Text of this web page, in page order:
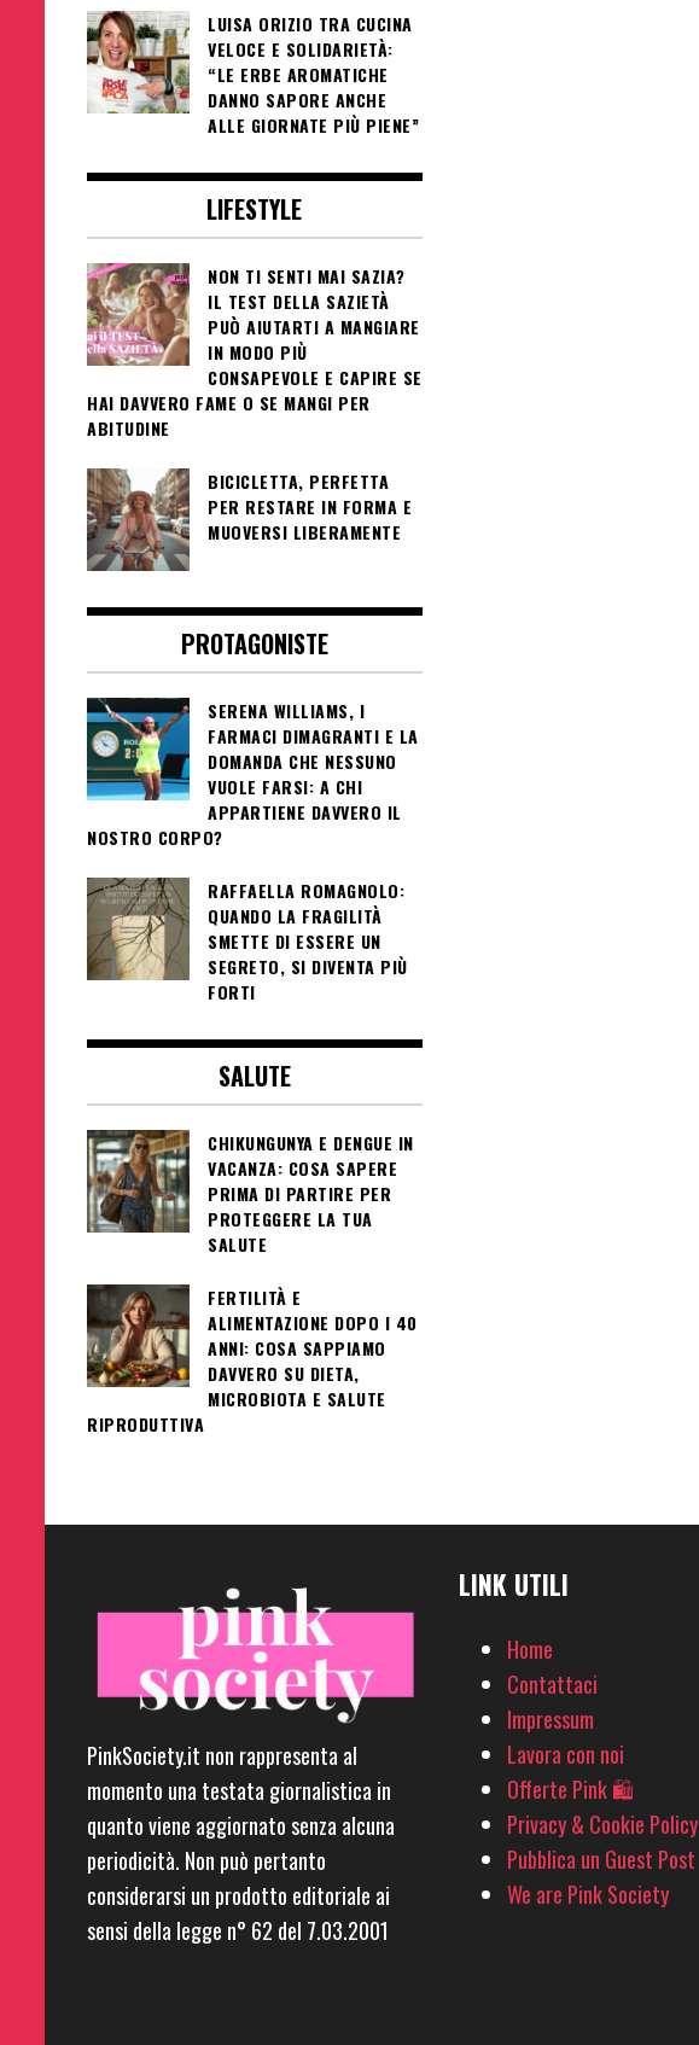
LUISA ORIZIO TRA CUCINA
VELOCE E SOLIDARIETÀ:
“LE ERBE AROMATICHE
DANNO SAPORE ANCHE
ALLE GIORNATE PIÙ PIENE”
LIFESTYLE
NON TI SENTI MAI SAZIA?
IL TEST DELLA SAZIETÀ
PUÒ AIUTARTI A MANGIARE
IN MODO PIÙ
CONSAPEVOLE E CAPIRE SE
HAI DAVVERO FAME O SE MANGI PER
ABITUDINE
BICICLETTA, PERFETTA
PER RESTARE IN FORMA E
MUOVERSI LIBERAMENTE
PROTAGONISTE
SERENA WILLIAMS, I
FARMACI DIMAGRANTI E LA
DOMANDA CHE NESSUNO
VUOLE FARSI: A CHI
APPARTIENE DAVVERO IL
NOSTRO CORPO?
RAFFAELLA ROMAGNOLO:
QUANDO LA FRAGILITÀ
SMETTE DI ESSERE UN
SEGRETO, SI DIVENTA PIÙ
FORTI
SALUTE
CHIKUNGUNYA E DENGUE IN
VACANZA: COSA SAPERE
PRIMA DI PARTIRE PER
PROTEGGERE LA TUA
SALUTE
FERTILITÀ E
ALIMENTAZIONE DOPO I 40
ANNI: COSA SAPPIAMO
DAVVERO SU DIETA,
MICROBIOTA E SALUTE
RIPRODUTTIVA
PinkSociety.it non rappresenta al
momento una testata giornalistica in
quanto viene aggiornato senza alcuna
periodicità. Non può pertanto
considerarsi un prodotto editoriale ai
sensi della legge n° 62 del 7.03.2001
LINK UTILI
Home
Contattaci
Impressum
Lavora con noi
Offerte Pink 🛍
Privacy & Cookie Policy
Pubblica un Guest Post
We are Pink Society